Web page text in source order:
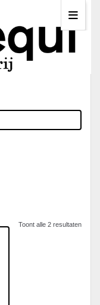
Toont alle 2 resultaten